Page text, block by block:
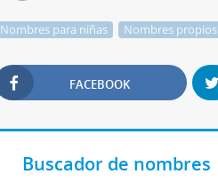
Nombres para niñas Nombres propios
FACEBOOK
Buscador de nombres